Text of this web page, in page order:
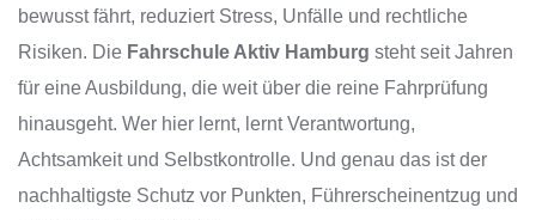
bewusst fährt, reduziert Stress, Unfälle und rechtliche
Risiken. Die Fahrschule Aktiv Hamburg steht seit Jahren
für eine Ausbildung, die weit über die reine Fahrprüfung
hinausgeht. Wer hier lernt, lernt Verantwortung,
Achtsamkeit und Selbstkontrolle. Und genau das ist der
nachhaltigste Schutz vor Punkten, Führerscheinentzug und